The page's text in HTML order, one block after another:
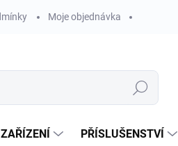
Moje objednávka
Hledat
PŘÍSLUŠENSTVÍ